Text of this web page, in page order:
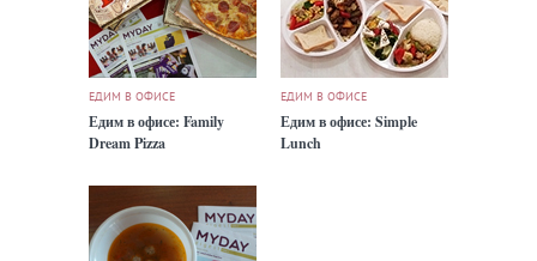
ЕДИМ В ОФИСЕ
Едим в офисе: Family
Dream Pizza
ЕДИМ В ОФИСЕ
Едим в офисе: Simple
Lunch